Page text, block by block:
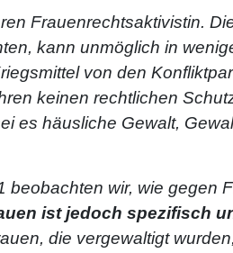
Frauenrechtsaktivistin.
kann unmöglich in
von den
keinen rechtlichen
es häusliche Gewalt,
wir, wie gegen
ist jedoch spezifisch
die vergewaltigt